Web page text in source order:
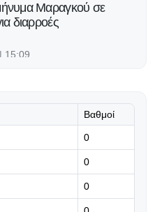
Μαραγκού σε
διαρροές
15:09
για το δεξί άκρο της
Βαθμοί
0
0
0